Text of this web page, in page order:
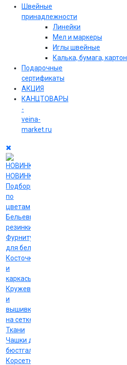
Швейные
принадлежности
Линейки
Мел и маркеры
Иглы швейные
Калька, бумага, картон
Подарочные
сертификаты
АКЦИЯ
КАНЦТОВАРЫ
-
veina-
market.ru
НОВИНКИ
Подборки
по
цветам
Бельевые
резинки
Фурнитура
для белья
Косточки
и
каркасы
Кружево
и
вышивка
на сетке
Ткани
Чашки для
бюстгальтеров
Корсетная